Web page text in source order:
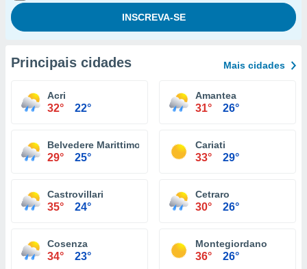
Principais cidades Mais cidades
Acri
32° 22°
Amantea
31° 26°
Belvedere Marittimo
29° 25°
Cariati
33° 29°
Castrovillari
35° 24°
Cetraro
30° 26°
Cosenza
34° 23°
Montegiordano
36° 26°